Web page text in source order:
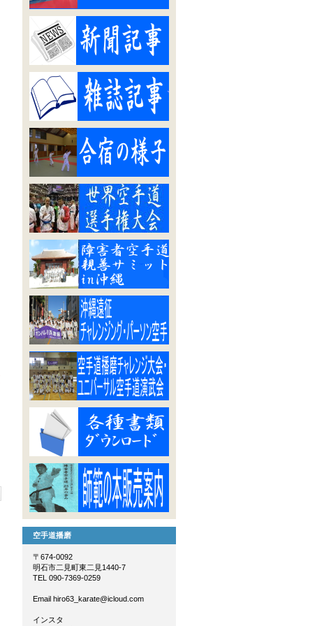
空手道播磨
〒674-0092
明石市二見町東二見1440-7
TEL 090-7369-0259
Email hiro63_karate@icloud.com
インスタ